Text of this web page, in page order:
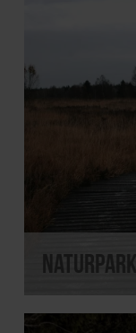
Naturpark